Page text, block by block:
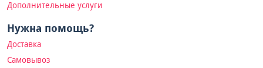
Дополнительные услуги
Нужна помощь?
Доставка
Самовывоз